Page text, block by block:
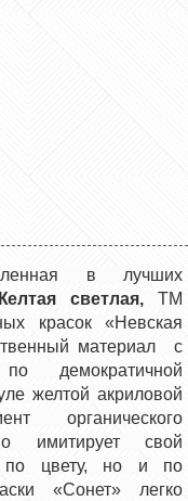
в лучших
светлая,ТМ
красок «Невская
материал с
демократичной
желтой акриловой
органического
имитирует свой
по цвету, но и по
«Сонет» легко